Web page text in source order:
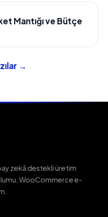
Mantığı ve Bütçe
→
zekâ destekli üretim
WooCommerce e-